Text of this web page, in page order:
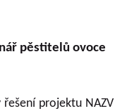
pěstitelů ovoce
projektu NAZV